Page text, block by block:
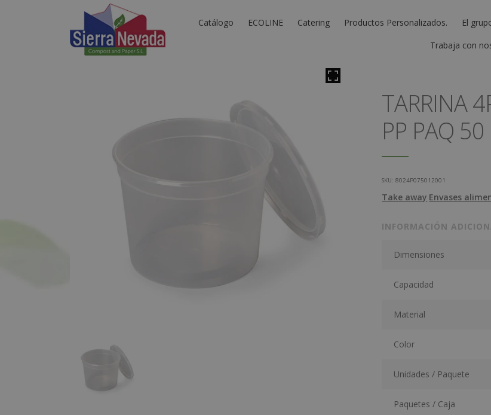
Catálogo ECOLINE Catering Productos Personalizados. El
Trabaja con
TARRINA
PP PAQ
SKU:8024P075012001
Take away Envases
INFORMACIÓN
Dimensiones
Capacidad
Material
Color
Unidades / Paquete
Paquetes / Caja